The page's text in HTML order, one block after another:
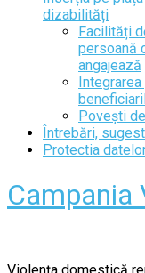
dizabilități
Facilități
persoană
angajează
Povești
Întrebări,
Protectia
Campania